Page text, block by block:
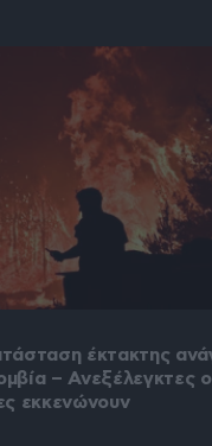
έκτακτης
– Ανεξέλεγκτες
εκκενώνουν